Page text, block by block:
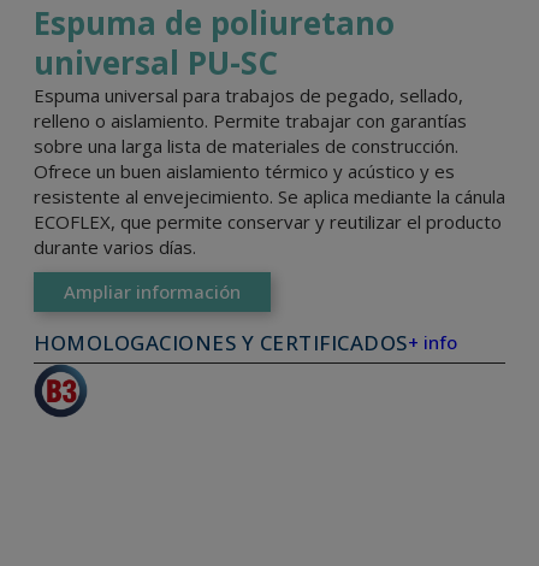
Espuma de poliuretano
universal PU-SC
Espuma universal para trabajos de pegado, sellado,
relleno o aislamiento. Permite trabajar con garantías
sobre una larga lista de materiales de construcción.
Ofrece un buen aislamiento térmico y acústico y es
resistente al envejecimiento. Se aplica mediante la cánula
ECOFLEX, que permite conservar y reutilizar el producto
durante varios días.
Ampliar información
HOMOLOGACIONES Y CERTIFICADOS+ info